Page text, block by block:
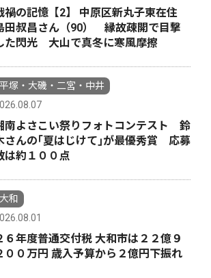
禍の記憶【2】 中原区新丸子東在住
田叔昌さん（90） 縁故疎開で目撃
た閃光 大山で真冬に寒風摩擦
平塚・大磯・二宮・中井
南よさこい祭りフォトコンテスト 鈴
さんの｢夏はじけて｣が最優秀賞 応募
は約１００点
大和
６年度普通交付税 大和市は２２億９
００万円 歳入予算から２億円下振れ